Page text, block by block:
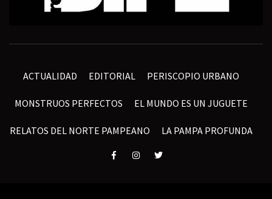
ACTUALIDAD EDITORIAL PERISCOPIO URBANO
MONSTRUOS PERFECTOS EL MUNDO ES UN JUGUETE
RELATOS DEL NORTE PAMPEANO LA PAMPA PROFUNDA
ElementoElementoElemento